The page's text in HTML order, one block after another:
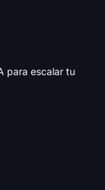
para escalar tu